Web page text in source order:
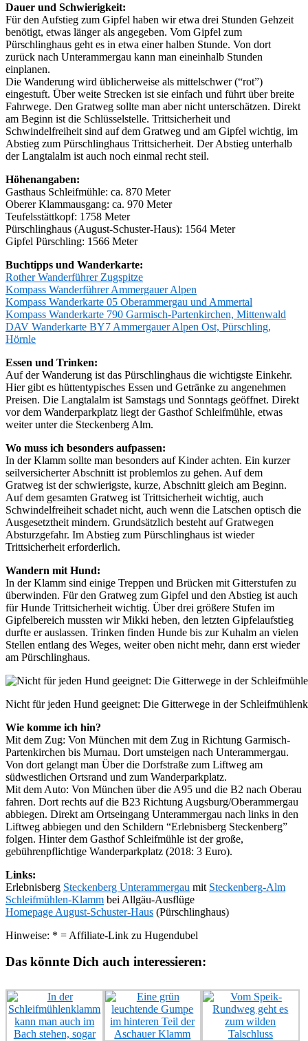
Dauer und Schwierigkeit:
Für den Aufstieg zum Gipfel haben wir etwa drei Stunden Gehzeit
benötigt, etwas länger als angegeben. Vom Gipfel zum
Pürschlinghaus geht es in etwa einer halben Stunde. Von dort
zurück nach Unterammergau kann man eineinhalb Stunden
einplanen.
Die Wanderung wird üblicherweise als mittelschwer (“rot”)
eingestuft. Über weite Strecken ist sie einfach und führt über breite
Fahrwege. Den Gratweg sollte man aber nicht unterschätzen. Direkt
am Beginn ist die Schlüsselstelle. Trittsicherheit und
Schwindelfreiheit sind auf dem Gratweg und am Gipfel wichtig, im
Abstieg zum Pürschlinghaus Trittsicherheit. Der Abstieg unterhalb
der Langtalalm ist auch noch einmal recht steil.
Höhenangaben:
Gasthaus Schleifmühle: ca. 870 Meter
Oberer Klammausgang: ca. 970 Meter
Teufelsstättkopf: 1758 Meter
Pürschlinghaus (August-Schuster-Haus): 1564 Meter
Gipfel Pürschling: 1566 Meter
Buchtipps und Wanderkarte:
Rother Wanderführer Zugspitze
Kompass Wanderführer Ammergauer Alpen
Kompass Wanderkarte 05 Oberammergau und Ammertal
Kompass Wanderkarte 790 Garmisch-Partenkirchen, Mittenwald
DAV Wanderkarte BY7 Ammergauer Alpen Ost, Pürschling,
Hörnle
Essen und Trinken:
Auf der Wanderung ist das Pürschlinghaus die wichtigste Einkehr.
Hier gibt es hüttentypisches Essen und Getränke zu angenehmen
Preisen. Die Langtalalm ist Samstags und Sonntags geöffnet. Direkt
vor dem Wanderparkplatz liegt der Gasthof Schleifmühle, etwas
weiter unter die Steckenberg Alm.
Wo muss ich besonders aufpassen:
In der Klamm sollte man besonders auf Kinder achten. Ein kurzer
seilversicherter Abschnitt ist problemlos zu gehen. Auf dem
Gratweg ist der schwierigste, kurze, Abschnitt gleich am Beginn.
Auf dem gesamten Gratweg ist Trittsicherheit wichtig, auch
Schwindelfreiheit schadet nicht, auch wenn die Latschen optisch die
Ausgesetztheit mindern. Grundsätzlich besteht auf Gratwegen
Absturzgefahr. Im Abstieg zum Pürschlinghaus ist wieder
Trittsicherheit erforderlich.
Wandern mit Hund:
In der Klamm sind einige Treppen und Brücken mit Gitterstufen zu
überwinden. Für den Gratweg zum Gipfel und den Abstieg ist auch
für Hunde Trittsicherheit wichtig. Über drei größere Stufen im
Gipfelbereich mussten wir Mikki heben, den letzten Gipfelaufstieg
durfte er auslassen. Trinken finden Hunde bis zur Kuhalm an vielen
Stellen entlang des Weges, weiter oben nicht mehr, dann erst wieder
am Pürschlinghaus.
Nicht für jeden Hund geeignet: Die Gitterwege in der
Wie komme ich hin?
Mit dem Zug: Von München mit dem Zug in Richtung Garmisch-
Partenkirchen bis Murnau. Dort umsteigen nach Unterammergau.
Von dort gelangt man Über die Dorfstraße zum Liftweg am
südwestlichen Ortsrand und zum Wanderparkplatz.
Mit dem Auto: Von München über die A95 und die B2 nach Oberau
fahren. Dort rechts auf die B23 Richtung Augsburg/Oberammergau
abbiegen. Direkt am Ortseingang Unterammergau nach links in den
Liftweg abbiegen und den Schildern “Erlebnisberg Steckenberg”
folgen. Hinter dem Gasthof Schleifmühle ist der große,
gebührenpflichtige Wanderparkplatz (2018: 3 Euro).
Links:
Erlebnisberg Steckenberg Unterammergau mit Steckenberg-Alm
Schleifmühlen-Klamm bei Allgäu-Ausflüge
Homepage August-Schuster-Haus (Pürschlinghaus)
Hinweise: * = Affiliate-Link zu Hugendubel
Das könnte Dich auch interessieren: